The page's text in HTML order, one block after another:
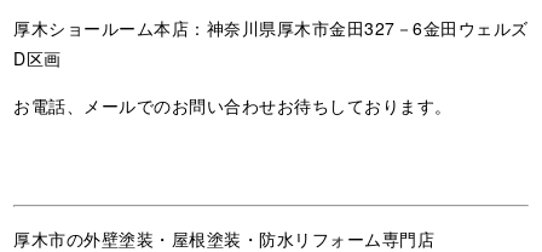
厚木ショールーム本店：神奈川県厚木市金田327－6金田ウェルズ
D区画
お電話、メールでのお問い合わせお待ちしております。
厚木市の外壁塗装・屋根塗装・防水リフォーム専門店